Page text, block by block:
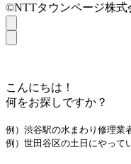
©NTTタウンページ株式
こんにちは！
何をお探しですか？
例）渋谷駅の水まわり修理業
例）世田谷区の土日にやって